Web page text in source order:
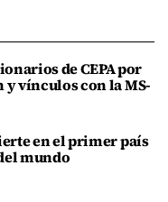
de CEPA por
vínculos con la MS-
en el primer país
mundo